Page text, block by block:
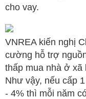
cho vay.
VNREA kiến nghị
cường hỗ trợ
thấp mua nhà ở xã
Như vậy, nếu cấp
- 4% thì mỗi năm